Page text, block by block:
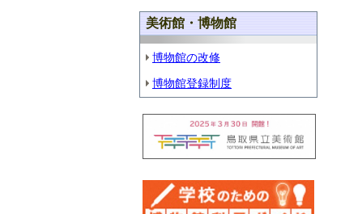
美術館・博物館
博物館の改修
博物館登録制度